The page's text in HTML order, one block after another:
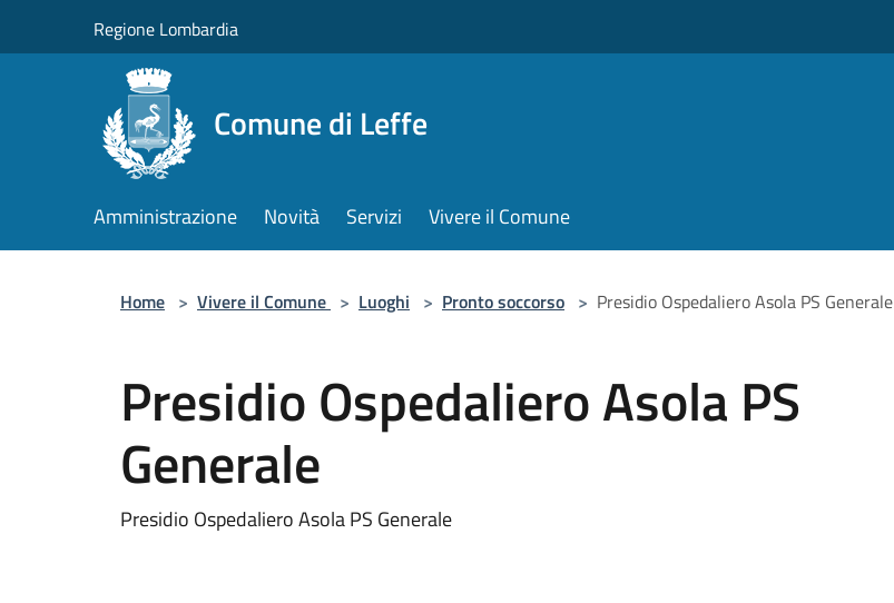
Regione Lombardia
Comune di Leffe
Amministrazione Novità Servizi Vivere il Comune
Home > Vivere il Comune > Luoghi > Pronto soccorso > Presidio Ospedaliero Asola PS Generale
Presidio Ospedaliero Asola PS
Generale
Presidio Ospedaliero Asola PS Generale